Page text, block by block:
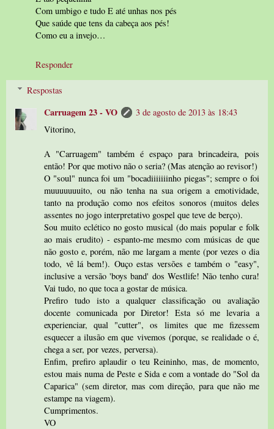
Com umbigo e tudo E até unhas nos pés
Que saúde que tens da cabeça aos pés!
Como eu a invejo…
Responder
Respostas
Carruagem 23 - VO
3 de agosto de 2013 às 18:43
Vitorino,
A "Carruagem" também é espaço para brincadeira, pois
então! Por que motivo não o seria? (Mas atenção ao revisor!)
O "soul" nunca foi um "bocadiiiiiiinho piegas"; sempre o foi
muuuuuuuito, ou não tenha na sua origem a emotividade,
tanto na produção como nos efeitos sonoros (muitos deles
assentes no jogo interpretativo gospel que teve de berço).
Sou muito eclético no gosto musical (do mais popular e folk
ao mais erudito) - espanto-me mesmo com músicas de que
não gosto e, porém, não me largam a mente (por vezes o dia
todo, vê lá bem!). Ouço estas versões e também o "easy",
inclusive a versão 'boys band' dos Westlife! Não tenho cura!
Vai tudo, no que toca a gostar de música.
Prefiro tudo isto a qualquer classificação ou avaliação
docente comunicada por Diretor! Esta só me levaria a
experienciar, qual "cutter", os limites que me fizessem
esquecer a ilusão em que vivemos (porque, se realidade o é,
chega a ser, por vezes, perversa).
Enfim, prefiro aplaudir o teu Reininho, mas, de momento,
estou mais numa de Peste e Sida e com a vontade do "Sol da
Caparica" (sem diretor, mas com direção, para que não me
estampe na viagem).
Cumprimentos.
VO